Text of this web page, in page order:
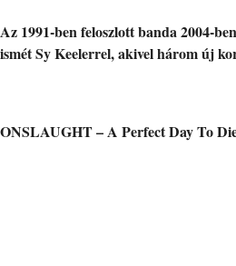
Az 1991-ben feloszlott banda 2004-
ismét Sy Keelerrel, akivel három új
ONSLAUGHT – A Perfect Day To